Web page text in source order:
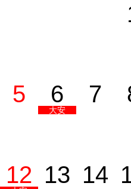
5 6
大安
7
12 13 14